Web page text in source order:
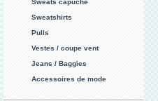
Sweats capuche
Sweatshirts
Pulls
Vestes / coupe vent
Jeans / Baggies
Accessoires de mode